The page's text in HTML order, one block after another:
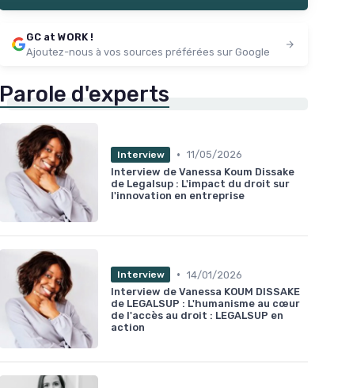
GC at WORK !
Ajoutez-nous à vos sources préférées sur Google
Parole d'experts
Interview • 11/05/2026
Interview de Vanessa Koum Dissake
de Legalsup : L'impact du droit sur
l'innovation en entreprise
Interview • 14/01/2026
Interview de Vanessa KOUM DISSAKE
de LEGALSUP : L'humanisme au cœur
de l'accès au droit : LEGALSUP en
action